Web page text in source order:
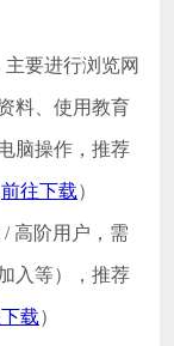
要进行浏览网
料、使用教育
脑操作，推荐
前往下载）
高阶用户，需
入等），推荐
载）